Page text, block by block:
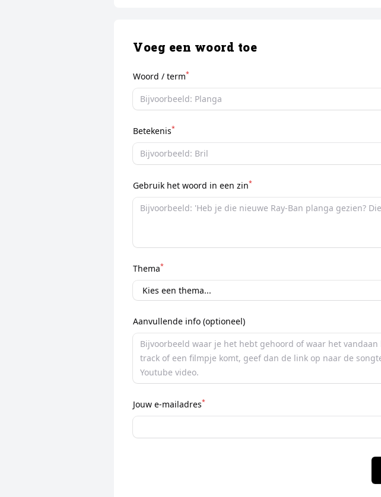
Voeg een woord toe
Woord / term*
Betekenis*
Gebruik het woord in een zin*
Thema*
Aanvullende info (optioneel)
Jouw e-mailadres*